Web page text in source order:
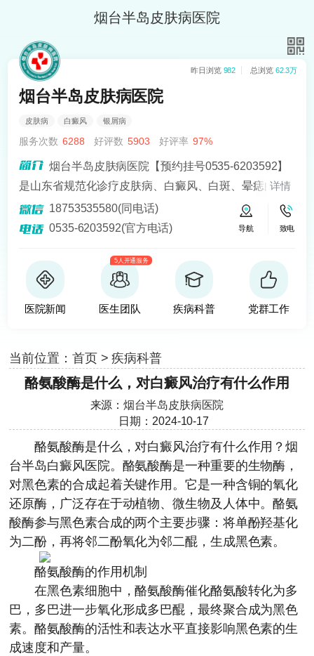
烟台半岛皮肤病医院
昨日浏览 982 总浏览 62.3万
烟台半岛皮肤病医院
皮肤病 白癜风 银屑病
服务次数 6288 好评数 5903 好评率 97%
烟台半岛皮肤病医院【预约挂号0535-6203592】
是山东省规范化诊疗皮肤病、白癜风、白斑、晕痣的医
院。熟悉皮肤病科常见病、多发病、疑难病的诊治，尤
其擅长光化学疗法、窄波紫外线、308准分子激光以及外
移植治疗白癜风，包括自体表皮移植、微小皮片移植、
自体培养黑素细胞移植等。
详情
18753535580(同电话)
0535-6203592(官方电话)
导航 致电
医院新闻
5人开通服务
医生团队 疾病科普 党群工作
当前位置： 首页>疾病科普
酪氨酸酶是什么，对白癜风治疗有什么作用
来源：烟台半岛皮肤病医院
日期：2024-10-17
酪氨酸酶是什么，对白癜风治疗有什么作用？烟
台半岛白癜风医院。酪氨酸酶是一种重要的生物酶，
对黑色素的合成起着关键作用。它是一种含铜的氧化
还原酶，广泛存在于动植物、微生物及人体中。酪氨
酸酶参与黑色素合成的两个主要步骤：将单酚羟基化
为二酚，再将邻二酚氧化为邻二醌，生成黑色素。
酪氨酸酶的作用机制
在黑色素细胞中，酪氨酸酶催化酪氨酸转化为多
巴，多巴进一步氧化形成多巴醌，最终聚合成为黑色
素。酪氨酸酶的活性和表达水平直接影响黑色素的生
成速度和产量。